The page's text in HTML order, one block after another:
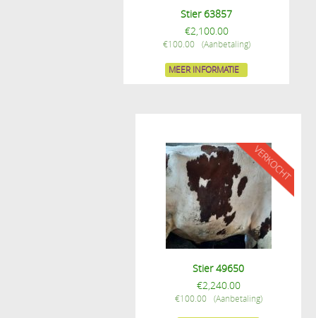
Stier 63857
€2,100.00
€100.00
MEER INFORMATIE
Stier 49650
€2,240.00
€100.00